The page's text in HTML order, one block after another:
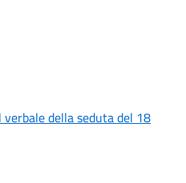
della seduta del 18